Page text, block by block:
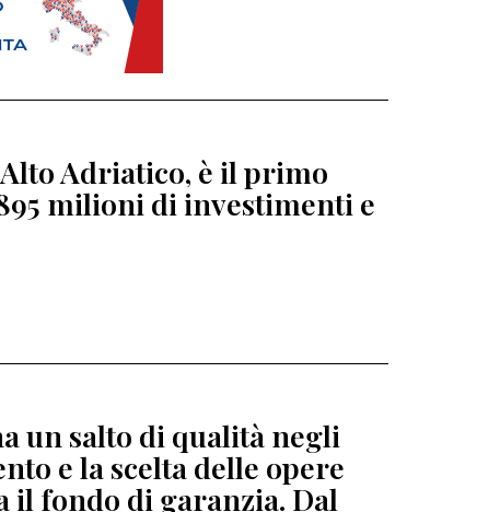
Adriatico, è il primo
milioni di investimenti e
un salto di qualità negli
e la scelta delle opere
il fondo di garanzia. Dal